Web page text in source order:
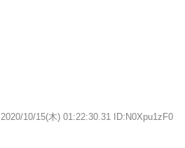
2020/10/15(木) 01:22:30.31 ID:N0Xpu1zF0